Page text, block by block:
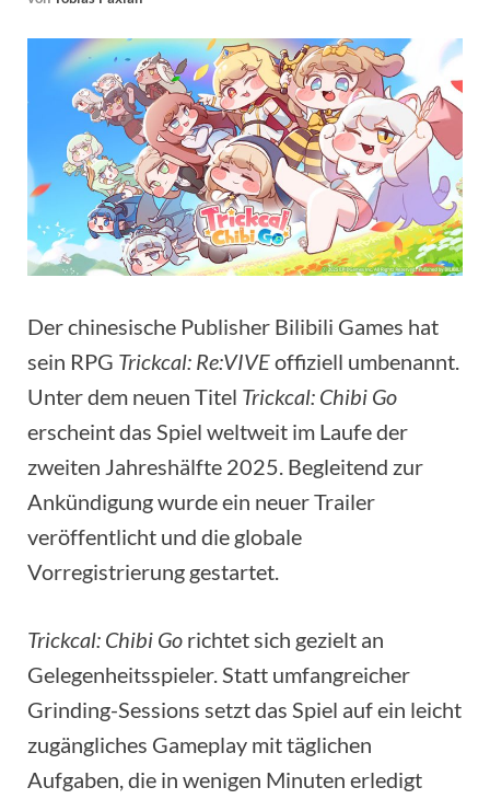
Der chinesische Publisher Bilibili Games hat
sein RPG Trickcal: Re:VIVEoffiziell umbenannt.
Unter dem neuen Titel Trickcal: Chibi Go
erscheint das Spiel weltweit im Laufe der
zweiten Jahreshälfte 2025. Begleitend zur
Ankündigung wurde ein neuer Trailer
veröffentlicht und die globale
Vorregistrierung gestartet.
Trickcal: Chibi Go richtet sich gezielt an
Gelegenheitsspieler. Statt umfangreicher
Grinding-Sessions setzt das Spiel auf ein leicht
zugängliches Gameplay mit täglichen
Aufgaben, die in wenigen Minuten erledigt